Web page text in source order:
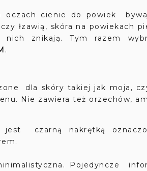
cienie do powiek bywają
łzawią, skóra na
znikają. Tym razem
.
dla skóry takiej jak moja,
Nie zawiera też orzechów,
jest czarną nakrętką
Pojedyncze